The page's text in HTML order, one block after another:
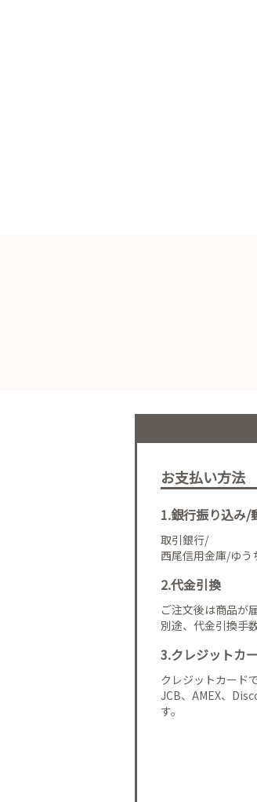
お支払い方法
1.銀行振り込み/
取引銀行/
西尾信用金庫/ゆ
2.代金引換
ご注文後は商品が
別途、代金引換手
3.クレジットカ
クレジットカード
JCB、AMEX、
す。